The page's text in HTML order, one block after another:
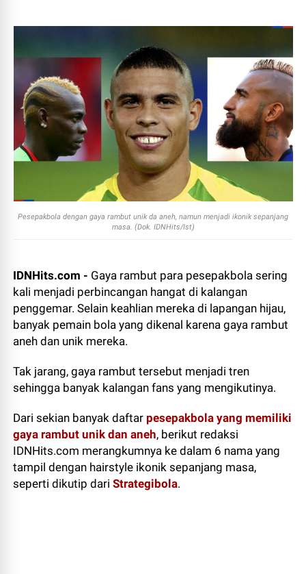
Pesepakbola dengan gaya rambut unik da aneh, namun menjadi ikonik sepanjang
masa. (Dok. IDNHits/Ist)
IDNHits.com - Gaya rambut para pesepakbola sering
kali menjadi perbincangan hangat di kalangan
penggemar. Selain keahlian mereka di lapangan hijau,
banyak pemain bola yang dikenal karena gaya rambut
aneh dan unik mereka.
Tak jarang, gaya rambut tersebut menjadi tren
sehingga banyak kalangan fans yang mengikutinya.
Dari sekian banyak daftar pesepakbola yang memiliki
gaya rambut unik dan aneh, berikut redaksi
IDNHits.com merangkumnya ke dalam 6 nama yang
tampil dengan hairstyle ikonik sepanjang masa,
seperti dikutip dariStrategibola.